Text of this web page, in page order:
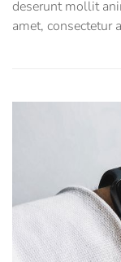
deserunt mollit
amet, consectetur